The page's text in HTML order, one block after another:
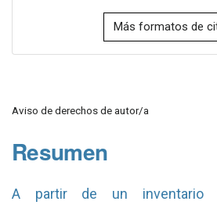
Más formatos de
Aviso de derechos de autor/a
Resumen
A partir de un inventario